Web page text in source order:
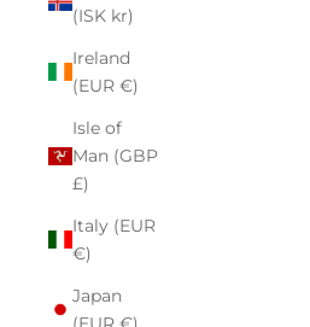
(ISK kr)
Ireland
(EUR €)
Isle of
Man (GBP
£)
Italy (EUR
€)
Japan